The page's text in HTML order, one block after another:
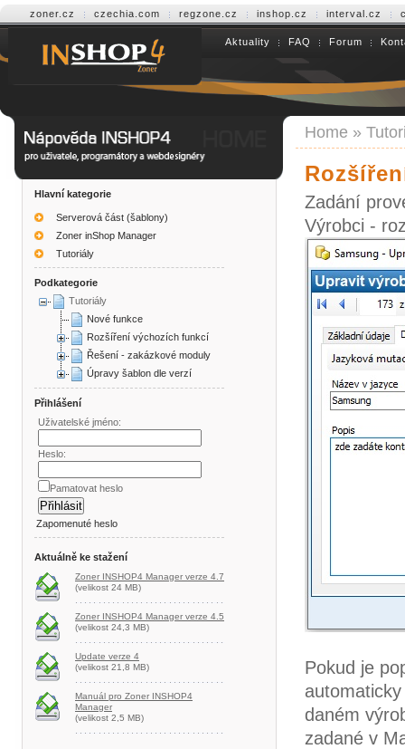
zoner.cz czechia.com regzone.cz inshop.cz interval.cz
Help INSHOP4 Aktuality FAQ Forum
Hlavní kategorie
Serverová část (šablony)
Zoner inShop Manager
Tutoriály
Podkategorie
Tutoriály
Nové funkce
Rozšíření výchozích funkcí
Řešení - zakázkové moduly
Úpravy šablon dle verzí
Přihlášení
Uživatelské jméno:
Heslo:
Pamatovat heslo
Zapomenuté heslo
Aktuálně ke stažení
Zoner INSHOP4 Manager verze 4.7
(velikost 24 MB)
Zoner INSHOP4 Manager verze 4.5
(velikost 24,3 MB)
Update verze 4
(velikost 21,8 MB)
Manuál pro Zoner INSHOP4
Manager
(velikost 2,5 MB)
Home »
Zadání
Výrobci -
Pokud je
daném
zadané v